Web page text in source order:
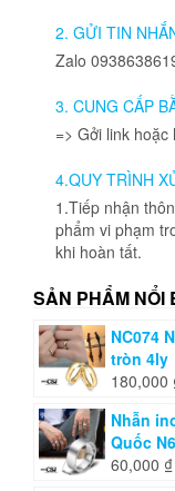
2. GỬI TIN
Zalo
3. CUNG CẤP
=> Gởi link
4.QUY TRÌNH
1.Tiếp nhận
phẩm vi phạm
khi hoàn tất.
SẢN PHẨM NỔI
NC074
tròn 4ly
180,000
Nhẫn
Quốc
60,000 ₫